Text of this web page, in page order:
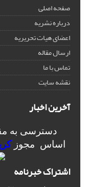
صفحه اصلی
درباره نشریه
اعضای هیات تحریریه
ارسال مقاله
تماس با ما
نقشه سایت
آخرین اخبار
دسترسی به
اساس مجوز
اشتراک خبرنامه